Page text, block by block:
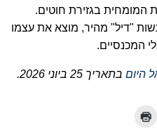
המומחית בגזירת חוטים.
"דיל" מהיר, מוצא את עצמו
המכנסיים.
היום בתאריך 25 ביוני 2026.